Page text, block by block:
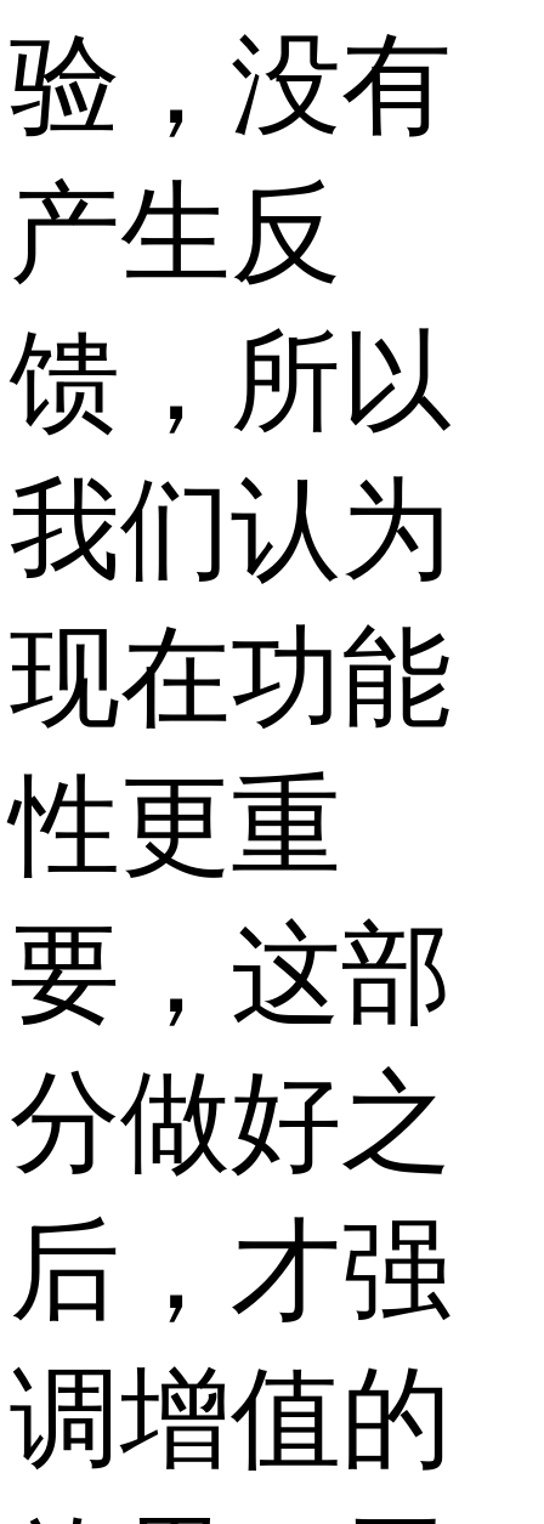
验，没有
产生反
馈，所以
我们认为
现在功能
性更重
要，这部
分做好之
后，才强
调增值的